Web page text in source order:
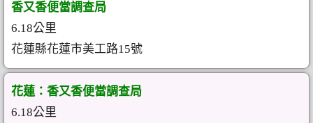
香又香便當調查局
6.18公里
花蓮縣花蓮市美工路15號
花蓮：香又香便當調查局
6.18公里